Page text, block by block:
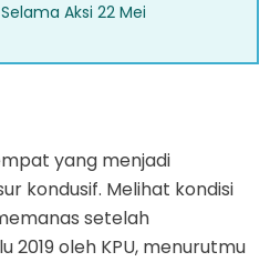
Aksi 22 Mei
yang menjadi
kondusif. Melihat kondisi
setelah
2019 oleh KPU, menurutmu